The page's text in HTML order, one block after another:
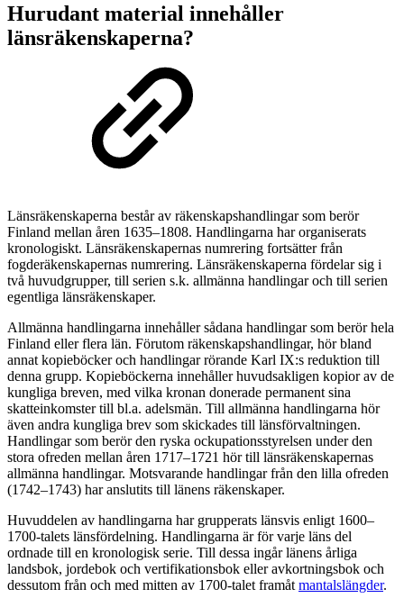
Hurudant material innehåller
länsräkenskaperna?
Länsräkenskaperna består av räkenskapshandlingar som berör
Finland mellan åren 1635–1808. Handlingarna har organiserats
kronologiskt. Länsräkenskapernas numrering fortsätter från
fogderäkenskapernas numrering. Länsräkenskaperna fördelar sig i
två huvudgrupper, till serien s.k. allmänna handlingar och till serien
egentliga länsräkenskaper.
Allmänna handlingarna innehåller sådana handlingar som berör hela
Finland eller flera län. Förutom räkenskapshandlingar, hör bland
annat kopieböcker och handlingar rörande Karl IX:s reduktion till
denna grupp. Kopieböckerna innehåller huvudsakligen kopior av de
kungliga breven, med vilka kronan donerade permanent sina
skatteinkomster till bl.a. adelsmän. Till allmänna handlingarna hör
även andra kungliga brev som skickades till länsförvaltningen.
Handlingar som berör den ryska ockupationsstyrelsen under den
stora ofreden mellan åren 1717–1721 hör till länsräkenskapernas
allmänna handlingar. Motsvarande handlingar från den lilla ofreden
(1742–1743) har anslutits till länens räkenskaper.
Huvuddelen av handlingarna har grupperats länsvis enligt 1600–
1700-talets länsfördelning. Handlingarna är för varje läns del
ordnade till en kronologisk serie. Till dessa ingår länens årliga
landsbok, jordebok och vertifikationsbok eller avkortningsbok och
dessutom från och med mitten av 1700-talet framåtmantalslängder.